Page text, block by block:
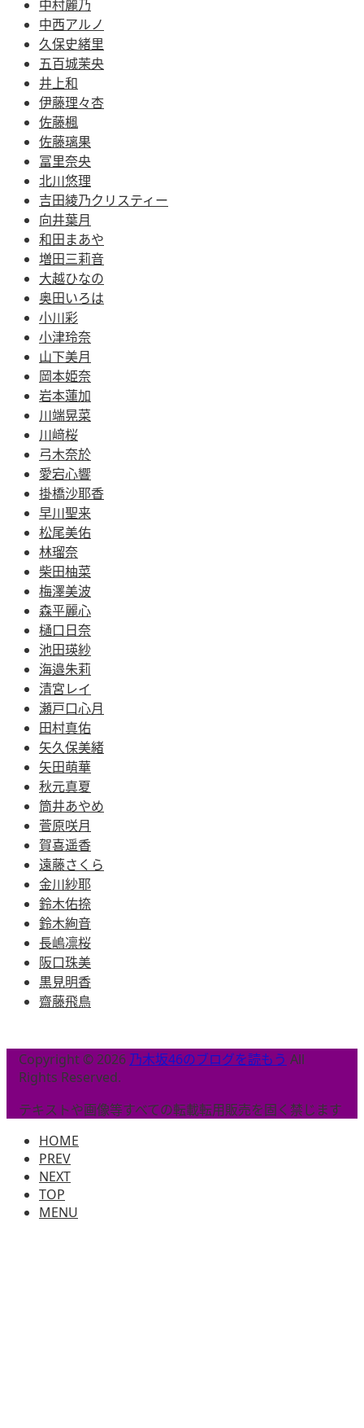
中村麗乃
中西アルノ
久保史緒里
五百城茉央
井上和
伊藤理々杏
佐藤楓
佐藤璃果
冨里奈央
北川悠理
吉田綾乃クリスティー
向井葉月
和田まあや
増田三莉音
大越ひなの
奥田いろは
小川彩
小津玲奈
山下美月
岡本姫奈
岩本蓮加
川端晃菜
川﨑桜
弓木奈於
愛宕心響
掛橋沙耶香
早川聖来
松尾美佑
林瑠奈
柴田柚菜
梅澤美波
森平麗心
樋口日奈
池田瑛紗
海邉朱莉
清宮レイ
瀬戸口心月
田村真佑
矢久保美緒
矢田萌華
秋元真夏
筒井あやめ
菅原咲月
賀喜遥香
遠藤さくら
金川紗耶
鈴木佑捺
鈴木絢音
長嶋凛桜
阪口珠美
黒見明香
齋藤飛鳥
Copyright © 2026 乃木坂46のブログを読もう All
Rights Reserved.
テキストや画像等すべての転載転用販売を固く禁じます
HOME
PREV
NEXT
TOP
MENU